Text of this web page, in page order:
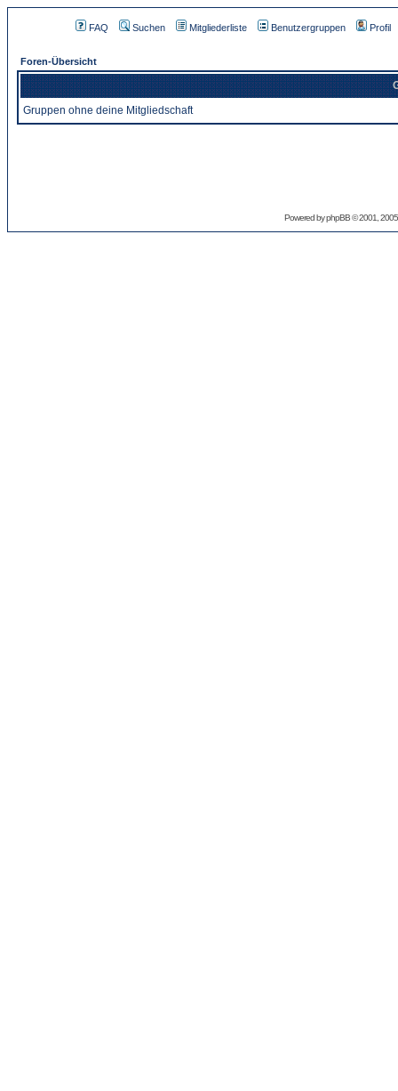
FAQ Suchen Mitgliederliste Benutzergruppen Profil
Foren-Übersicht
Gruppen ohne deine Mitgliedschaft
Powered byphpBB© 2001,